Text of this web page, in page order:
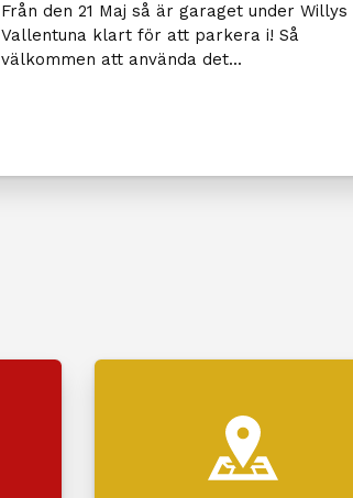
Från den 21 Maj så är garaget under Willys
Vallentuna klart för att parkera i! Så
välkommen att använda det...